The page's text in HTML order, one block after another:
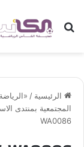
بحث عن
الرئيسية /
المجتمعية بمنتدى
WA0086